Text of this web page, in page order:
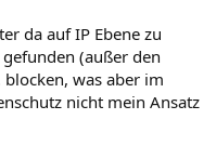
da auf IP Ebene zu
(außer den
was aber im
nicht mein Ansatz